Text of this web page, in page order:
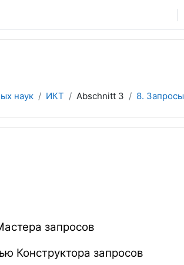
наук ИКТ Abschnitt 3 8. Запросы
запросов
Конструктора запросов